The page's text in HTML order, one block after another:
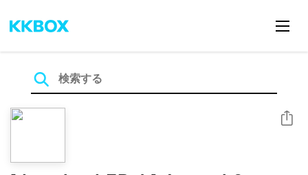
シェア